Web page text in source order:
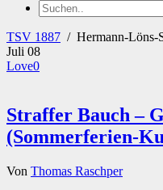
TSV 1887 / Hermann-Löns-
Juli 08
Love0
Straffer Bauch –
(Sommerferien-
Von Thomas Raschper